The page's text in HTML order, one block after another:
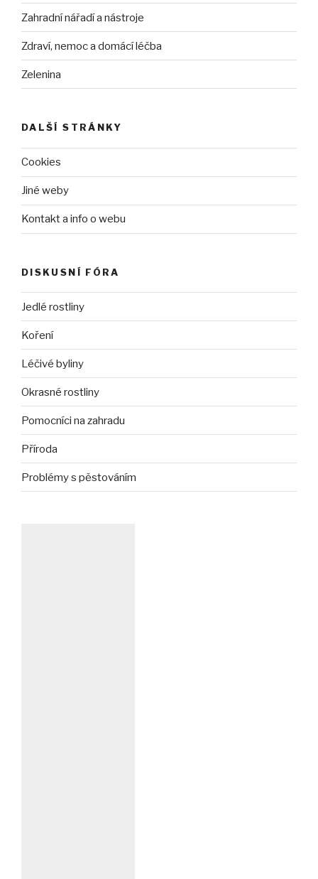
Zahradní nářadí a nástroje
Zdraví, nemoc a domácí léčba
Zelenina
DALŠÍ STRÁNKY
Cookies
Jiné weby
Kontakt a info o webu
DISKUSNÍ FÓRA
Jedlé rostliny
Koření
Léčivé byliny
Okrasné rostliny
Pomocníci na zahradu
Příroda
Problémy s pěstováním